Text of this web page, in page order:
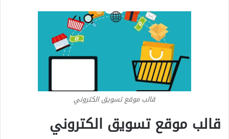
قالب موقع تسويق الكتروني
قالب موقع تسويق الكتروني